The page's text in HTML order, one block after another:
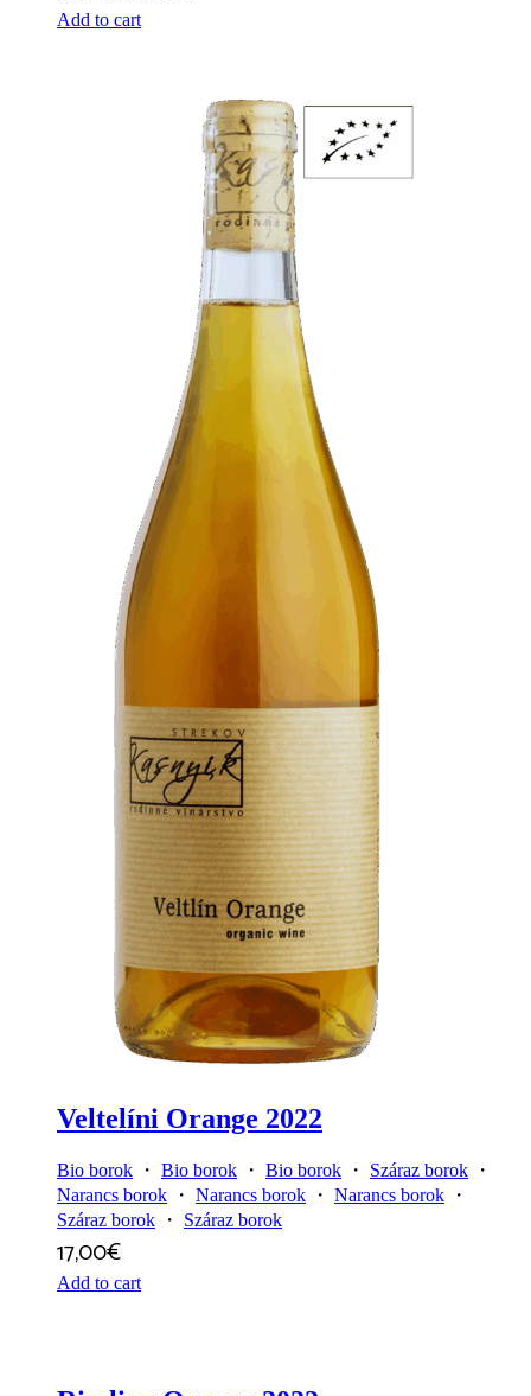
Add to cart
Veltelíni Orange 2022
Bio borok ・ Bio borok ・ Bio borok ・ Száraz borok ・
Narancs borok ・ Narancs borok ・ Narancs borok ・
Száraz borok ・ Száraz borok
17,00€
Add to cart